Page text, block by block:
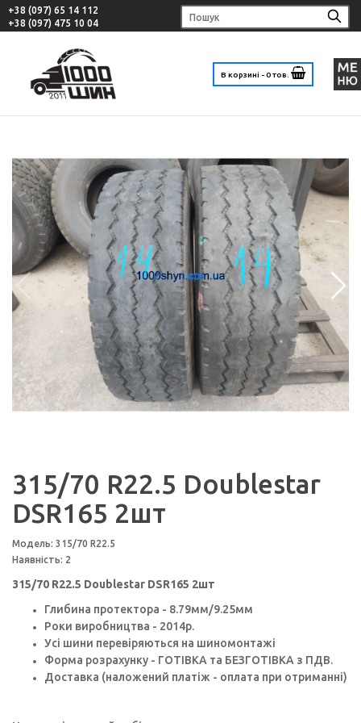
+38 (097) 65 14 112
+38 (097) 475 10 04
В корзині - 0 тов.
315/70 R22.5 Doublestar
DSR165 2шт
Модель: 315/70 R22.5
Наявність: 2
315/70 R22.5 Doublestar DSR165 2шт
Глибина протектора - 8.79мм/9.25мм
Роки виробництва - 2014p.
Усі шини перевіряються на шиномонтажі
Форма розрахунку - ГОТІВКА та БЕЗГОТІВКА з ПДВ.
Доставка (наложений платіж - оплата при отриманні)